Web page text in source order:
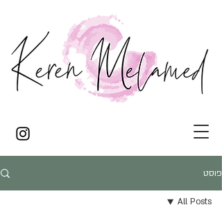
פוסט
All Posts